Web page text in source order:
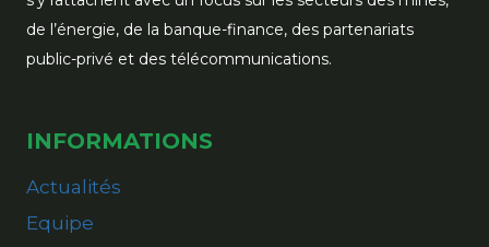
de l’énergie, de la banque-finance, des partenariats
public-privé et des télécommunications.
INFORMATIONS
Actualités
Equipe